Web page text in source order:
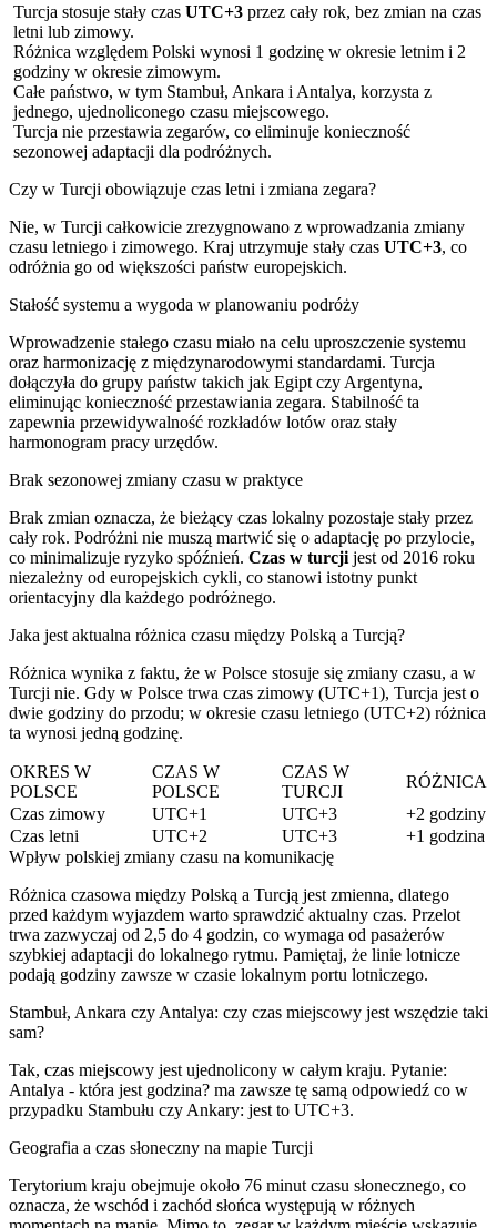
Turcja stosuje stały czas UTC+3 przez cały rok, bez zmian na czas
letni lub zimowy.
Różnica względem Polski wynosi 1 godzinę w okresie letnim i 2
godziny w okresie zimowym.
Całe państwo, w tym Stambuł, Ankara i Antalya, korzysta z
jednego, ujednoliconego czasu miejscowego.
Turcja nie przestawia zegarów, co eliminuje konieczność
sezonowej adaptacji dla podróżnych.
Czy w Turcji obowiązuje czas letni i zmiana zegara?
Nie, w Turcji całkowicie zrezygnowano z wprowadzania zmiany
czasu letniego i zimowego. Kraj utrzymuje stały czas UTC+3, co
odróżnia go od większości państw europejskich.
Stałość systemu a wygoda w planowaniu podróży
Wprowadzenie stałego czasu miało na celu uproszczenie systemu
oraz harmonizację z międzynarodowymi standardami. Turcja
dołączyła do grupy państw takich jak Egipt czy Argentyna,
eliminując konieczność przestawiania zegara. Stabilność ta
zapewnia przewidywalność rozkładów lotów oraz stały
harmonogram pracy urzędów.
Brak sezonowej zmiany czasu w praktyce
Brak zmian oznacza, że bieżący czas lokalny pozostaje stały przez
cały rok. Podróżni nie muszą martwić się o adaptację po przylocie,
co minimalizuje ryzyko spóźnień. Czas w turcji jest od 2016 roku
niezależny od europejskich cykli, co stanowi istotny punkt
orientacyjny dla każdego podróżnego.
Jaka jest aktualna różnica czasu między Polską a Turcją?
Różnica wynika z faktu, że w Polsce stosuje się zmiany czasu, a w
Turcji nie. Gdy w Polsce trwa czas zimowy (UTC+1), Turcja jest o
dwie godziny do przodu; w okresie czasu letniego (UTC+2) różnica
ta wynosi jedną godzinę.
OKRES W
POLSCE
CZAS W
POLSCE
CZAS W
TURCJI
RÓŻNICA
Czas zimowy
UTC+1 UTC+3
+2 godziny
Czas letni
UTC+2 UTC+3
+1 godzina
Wpływ polskiej zmiany czasu na komunikację
Różnica czasowa między Polską a Turcją jest zmienna, dlatego
przed każdym wyjazdem warto sprawdzić aktualny czas. Przelot
trwa zazwyczaj od 2,5 do 4 godzin, co wymaga od pasażerów
szybkiej adaptacji do lokalnego rytmu. Pamiętaj, że linie lotnicze
podają godziny zawsze w czasie lokalnym portu lotniczego.
Stambuł, Ankara czy Antalya: czy czas miejscowy jest wszędzie taki
sam?
Tak, czas miejscowy jest ujednolicony w całym kraju. Pytanie:
Antalya - która jest godzina? ma zawsze tę samą odpowiedź co w
przypadku Stambułu czy Ankary: jest to UTC+3.
Geografia a czas słoneczny na mapie Turcji
Terytorium kraju obejmuje około 76 minut czasu słonecznego, co
oznacza, że wschód i zachód słońca występują w różnych